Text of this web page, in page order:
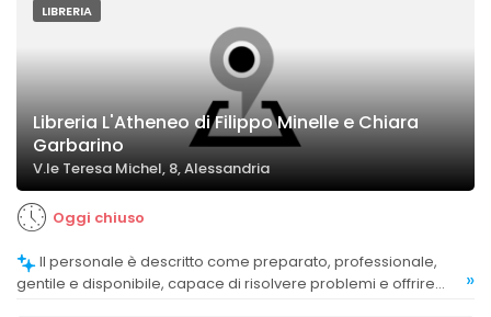
LIBRERIA
Libreria L'Atheneo di Filippo Minelle e Chiara
Garbarino
V.le Teresa Michel, 8, Alessandria
Oggi chiuso
gentile e disponibile, capace di risolvere problemi e offrire
»